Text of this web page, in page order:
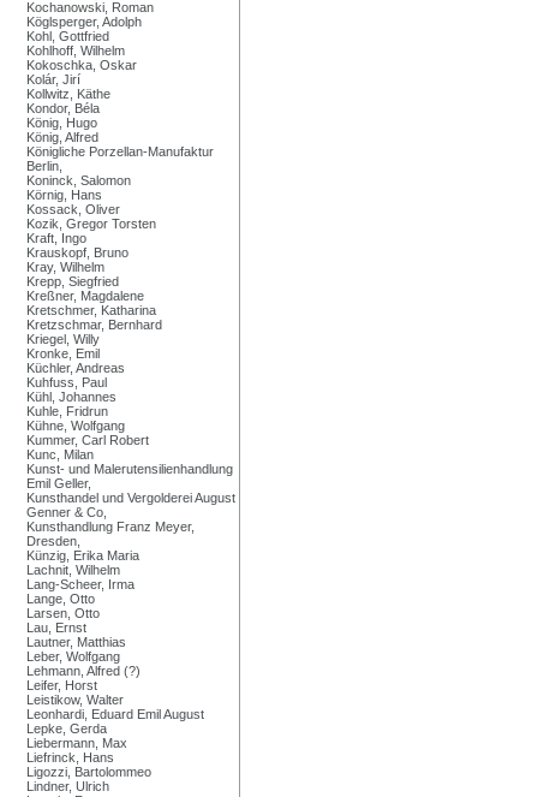
Kochanowski, Roman
Köglsperger, Adolph
Kohl, Gottfried
Kohlhoff, Wilhelm
Kokoschka, Oskar
Kolár, Jirí
Kollwitz, Käthe
Kondor, Béla
König, Hugo
König, Alfred
Königliche Porzellan-Manufaktur
Berlin,
Koninck, Salomon
Körnig, Hans
Kossack, Oliver
Kozik, Gregor Torsten
Kraft, Ingo
Krauskopf, Bruno
Kray, Wilhelm
Krepp, Siegfried
Kreßner, Magdalene
Kretschmer, Katharina
Kretzschmar, Bernhard
Kriegel, Willy
Kronke, Emil
Küchler, Andreas
Kuhfuss, Paul
Kühl, Johannes
Kuhle, Fridrun
Kühne, Wolfgang
Kummer, Carl Robert
Kunc, Milan
Kunst- und Malerutensilienhandlung
Emil Geller,
Kunsthandel und Vergolderei August
Genner & Co,
Kunsthandlung Franz Meyer,
Dresden,
Künzig, Erika Maria
Lachnit, Wilhelm
Lang-Scheer, Irma
Lange, Otto
Larsen, Otto
Lau, Ernst
Lautner, Matthias
Leber, Wolfgang
Lehmann, Alfred (?)
Leifer, Horst
Leistikow, Walter
Leonhardi, Eduard Emil August
Lepke, Gerda
Liebermann, Max
Liefrinck, Hans
Ligozzi, Bartolommeo
Lindner, Ulrich